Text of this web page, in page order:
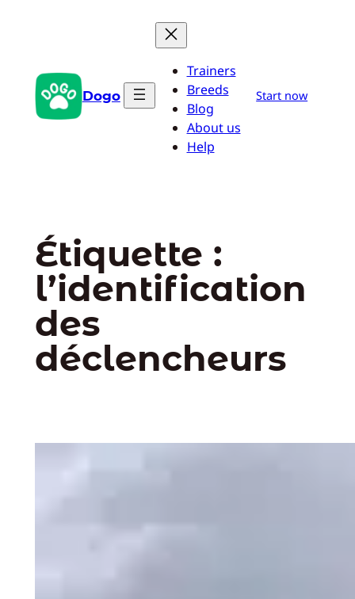
Dogo
Trainers
Breeds
Blog
About us
Help
Start now
Étiquette :
l’identification
des
déclencheurs